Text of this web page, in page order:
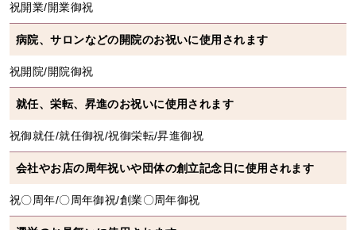
祝開業/開業御祝
病院、サロンなどの開院のお祝いに使用されます
祝開院/開院御祝
就任、栄転、昇進のお祝いに使用されます
祝御就任/就任御祝/祝御栄転/昇進御祝
会社やお店の周年祝いや団体の創立記念日に使用されます
祝〇周年/〇周年御祝/創業〇周年御祝